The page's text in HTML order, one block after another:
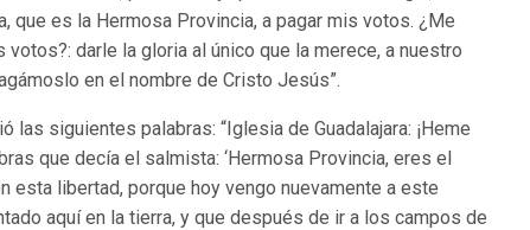
que es la Hermosa Provincia, a pagar mis votos. ¿Me
darle la gloria al único que la merece, a nuestro
en el nombre de Cristo Jesús”.
las siguientes palabras: “Iglesia de Guadalajara: ¡Heme
que decía el salmista: ‘Hermosa Provincia, eres el
esta libertad, porque hoy vengo nuevamente a este
aquí en la tierra, y que después de ir a los campos de